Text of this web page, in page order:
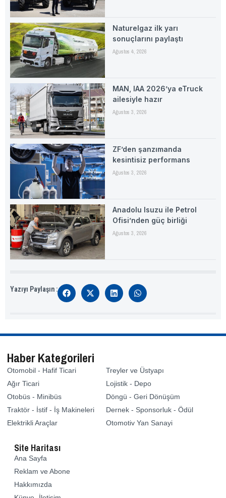
Naturelgaz ilk yarı
sonuçlarını paylaştı
Ağustos 4, 2026
MAN, IAA 2026’ya eTruck
ailesiyle hazır
Ağustos 3, 2026
ZF’den şanzımanda
kesintisiz performans
Ağustos 3, 2026
Anadolu Isuzu ile Petrol
Ofisi’nden güç birliği
Ağustos 3, 2026
Yazıyı Paylaşın :
Haber Kategorileri
Otomobil - Hafif Ticari
Ağır Ticari
Otobüs - Minibüs
Traktör - İstif - İş Makineleri
Elektrikli Araçlar
Treyler ve Üstyapı
Lojistik - Depo
Döngü - Geri Dönüşüm
Dernek - Sponsorluk - Ödül
Otomotiv Yan Sanayi
Site Haritası
Ana Sayfa
Reklam ve Abone
Hakkımızda